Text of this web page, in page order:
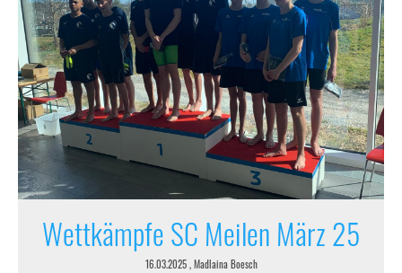
Wettkämpfe SC Meilen März 25
16.03.2025, Madlaina Boesch